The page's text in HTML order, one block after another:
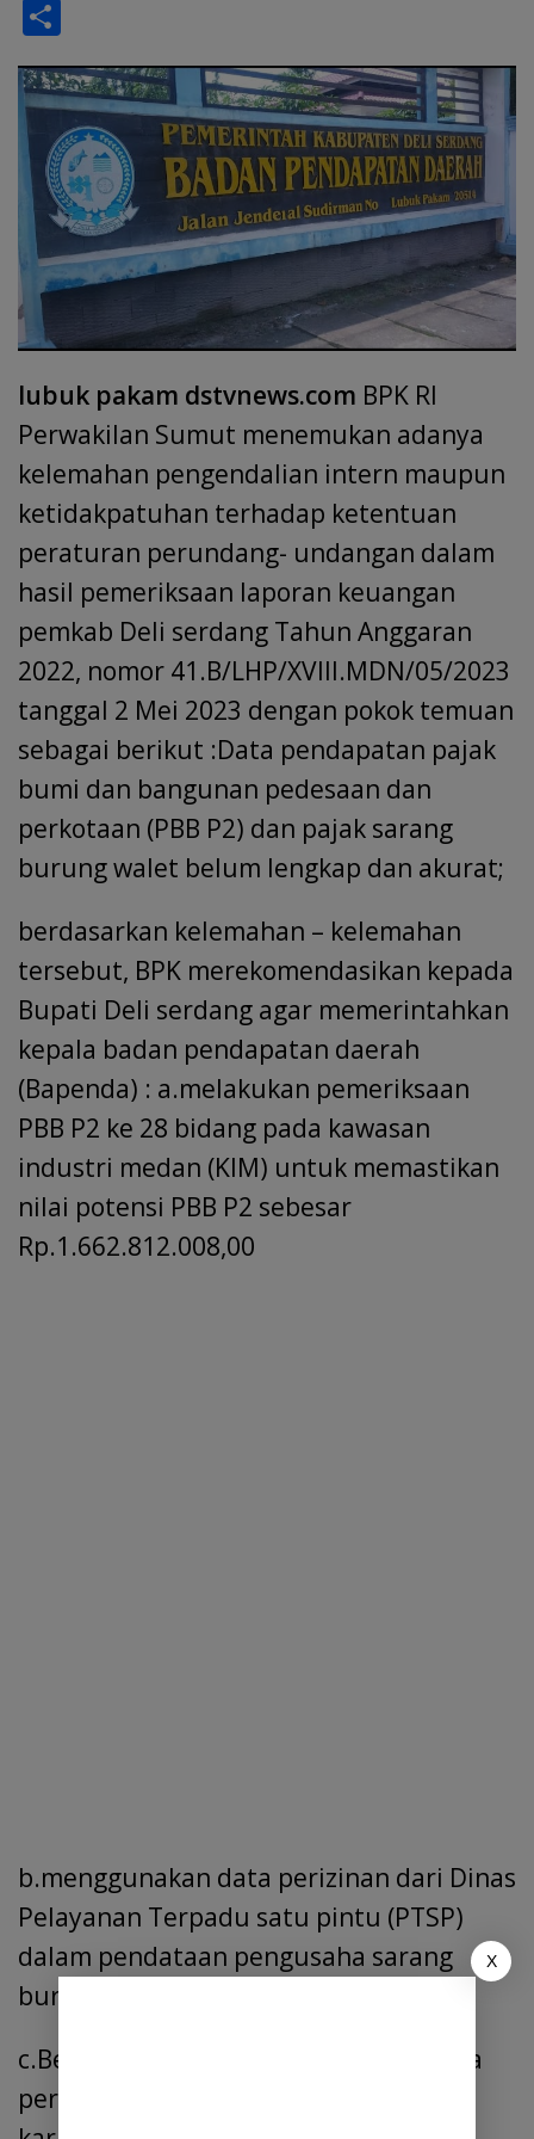
b
o
o
k
s
A
p
p
e
dI
n
l gr
a
m
a
d
s
w
er
h
ar
e
lubuk pakam dstvnews.com BPK RI
Perwakilan Sumut menemukan adanya
kelemahan pengendalian intern maupun
ketidakpatuhan terhadap ketentuan
peraturan perundang- undangan dalam
hasil pemeriksaan laporan keuangan
pemkab Deli serdang Tahun Anggaran
2022, nomor 41.B/LHP/XVIII.MDN/05/2023
tanggal 2 Mei 2023 dengan pokok temuan
sebagai berikut :Data pendapatan pajak
bumi dan bangunan pedesaan dan
perkotaan (PBB P2) dan pajak sarang
burung walet belum lengkap dan akurat;
berdasarkan kelemahan – kelemahan
tersebut, BPK merekomendasikan kepada
Bupati Deli serdang agar memerintahkan
kepala badan pendapatan daerah
(Bapenda) : a.melakukan pemeriksaan
PBB P2 ke 28 bidang pada kawasan
industri medan (KIM) untuk memastikan
nilai potensi PBB P2 sebesar
Rp.1.662.812.008,00
b.menggunakan data perizinan dari Dinas
Pelayanan Terpadu satu pintu (PTSP)
dalam pendataan pengusaha sarang
burung walet.
c.Berkoordinasi dengan balai karantina
pertanian kualanamu atau badan
X